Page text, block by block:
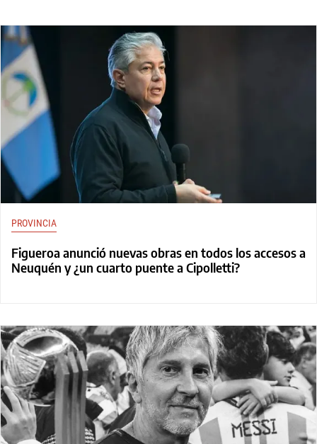
PROVINCIA
Figueroa anunció nuevas obras en todos los accesos a
Neuquén y ¿un cuarto puente a Cipolletti?